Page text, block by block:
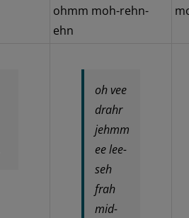
ohmm moh-rehn-
ehn
oh vee
drahr
jehmm
ee lee-
seh
frah
mid-